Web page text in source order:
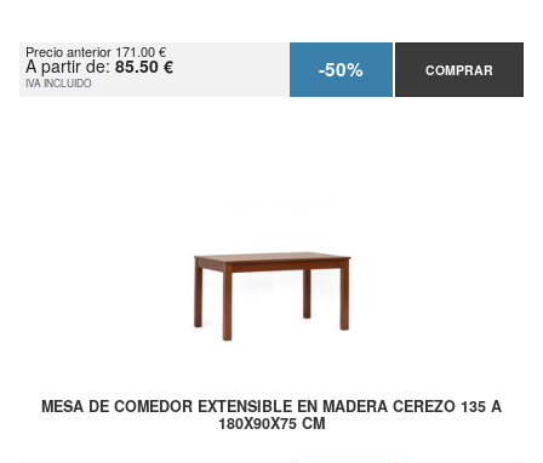
Precio anterior 171.00 €
A partir de: 85.50 €
IVA INCLUIDO -50% COMPRAR
MESA DE COMEDOR EXTENSIBLE EN MADERA CEREZO 135 A
180X90X75 CM